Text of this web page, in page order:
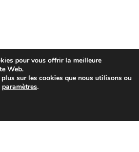
pour vous offrir la meilleure
Web.
sur les cookies que nous utilisons ou
paramètres.